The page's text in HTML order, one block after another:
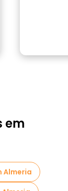
em
Almeria